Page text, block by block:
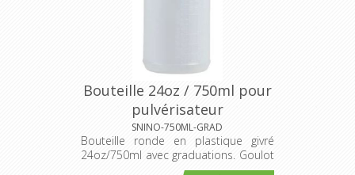
Bouteille 24oz / 750ml pour
pulvérisateur
SNINO-750ML-GRAD
Bouteille ronde en plastique givré
24oz/750ml avec graduations. Goulot